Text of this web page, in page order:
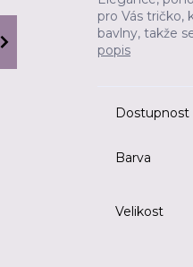
pro Vás tričko,
bavlny, takže
popis
Dostupnost
Barva
Velikost